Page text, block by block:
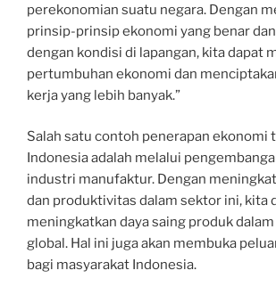
perekonomian suatu negara. Dengan
prinsip-prinsip ekonomi yang benar
dengan kondisi di lapangan, kita dapat
pertumbuhan ekonomi dan
kerja yang lebih banyak.”
Salah satu contoh penerapan ekonomi
Indonesia adalah melalui
industri manufaktur. Dengan
dan produktivitas dalam sektor ini, kita
meningkatkan daya saing produk
global. Hal ini juga akan membuka
bagi masyarakat Indonesia.